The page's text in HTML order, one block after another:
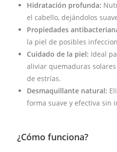
Hidratación profunda:
el cabello, dejándolos
Propiedades
la piel de posibles
Cuidado de la piel: Ideal
aliviar quemaduras
de estrías.
Desmaquillante natural:
forma suave y efectiva sin
¿Cómo funciona?